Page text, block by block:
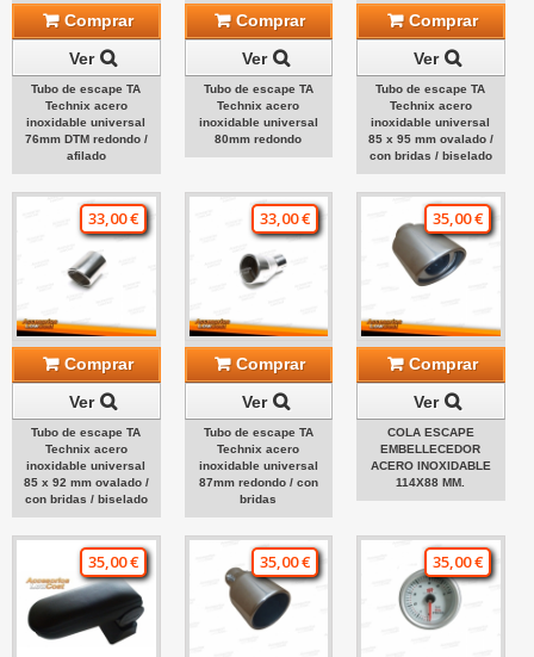
Comprar
Ver
Tubo de escape TA
Technix acero
inoxidable universal
76mm DTM redondo /
afilado
Comprar
Ver
Tubo de escape TA
Technix acero
inoxidable universal
80mm redondo
Comprar
Ver
Tubo de escape TA
Technix acero
inoxidable universal
85 x 95 mm ovalado /
con bridas / biselado
33,00 €
Comprar
Ver
Tubo de escape TA
Technix acero
inoxidable universal
85 x 92 mm ovalado /
con bridas / biselado
33,00 €
Comprar
Ver
Tubo de escape TA
Technix acero
inoxidable universal
87mm redondo / con
bridas
35,00 €
Comprar
Ver
COLA ESCAPE
EMBELLECEDOR
ACERO INOXIDABLE
114X88 MM.
35,00 € 35,00 € 35,00 €